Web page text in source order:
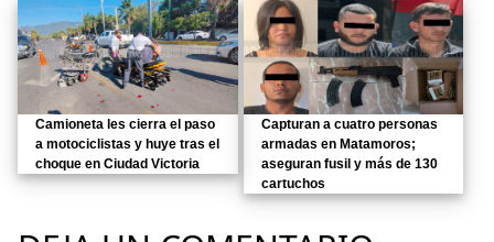
Camioneta les cierra el paso
a motociclistas y huye tras el
choque en Ciudad Victoria
Capturan a cuatro personas
armadas en Matamoros;
aseguran fusil y más de 130
cartuchos